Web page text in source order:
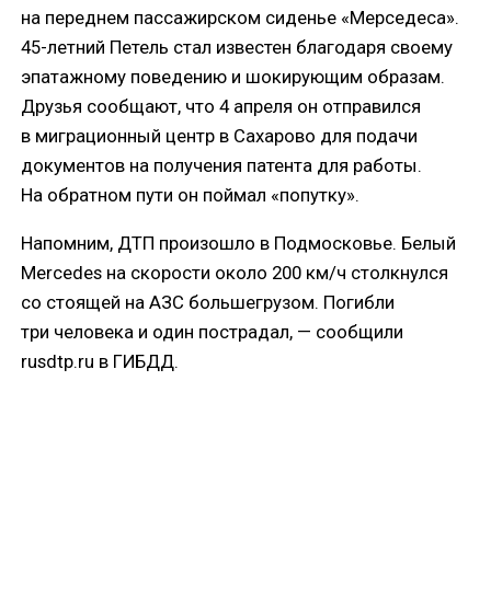
на переднем пассажирском сиденье «Мерседеса».
45-летний Петель стал известен благодаря своему
эпатажному поведению и шокирующим образам.
Друзья сообщают, что 4 апреля он отправился
в миграционный центр в Сахарово для подачи
документов на получения патента для работы.
На обратном пути он поймал «попутку».
Напомним, ДТП произошло в Подмосковье. Белый
Mercedes на скорости около 200 км/ч столкнулся
со стоящей на АЗС большегрузом. Погибли
три человека и один пострадал, — сообщили
rusdtp.ru в ГИБДД.